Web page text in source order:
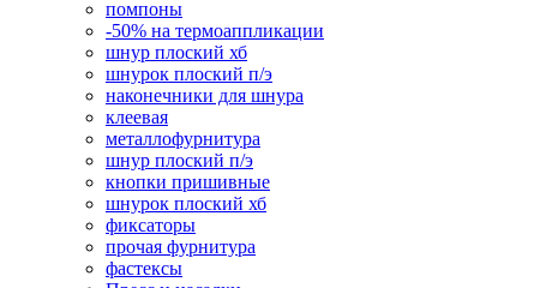
помпоны
-50% на термоаппликации
шнур плоский хб
шнурок плоский п/э
наконечники для шнура
клеевая
металлофурнитура
шнур плоский п/э
кнопки пришивные
шнурок плоский хб
фиксаторы
прочая фурнитура
фастексы